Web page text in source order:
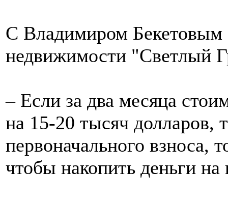
С Владимиром Бекетовым
недвижимости "Светлый
– Если за два месяца
на 15-20 тысяч долларов,
первоначального взноса,
чтобы накопить деньги на